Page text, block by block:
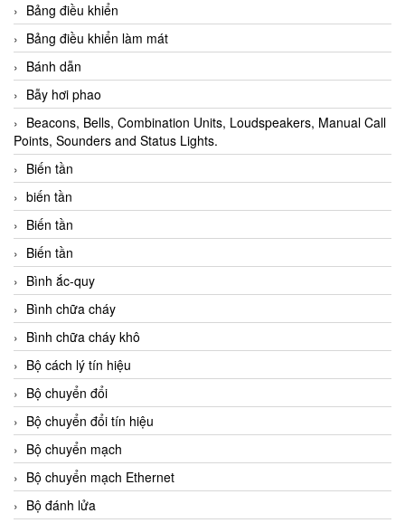
Bảng điều khiển
Bảng điều khiển làm mát
Bánh dẫn
Bẫy hơi phao
Beacons, Bells, Combination Units, Loudspeakers, Manual Call
Points, Sounders and Status Lights.
Biến tần
biến tần
Biến tần
Biến tần
Bình ắc-quy
Bình chữa cháy
Bình chữa cháy khô
Bộ cách lý tín hiệu
Bộ chuyển đổi
Bộ chuyển đổi tín hiệu
Bộ chuyển mạch
Bộ chuyển mạch Ethernet
Bộ đánh lửa